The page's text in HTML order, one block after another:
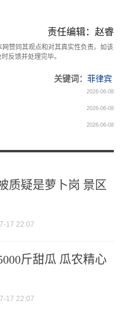
责任编辑：赵睿
赞同其观点和对其真实性负责。如该
反馈并处理完毕。
关键词： 菲律宾
2026-06-08
2026-06-08
2026-06-08
质疑是萝卜岗 景区
17 22:07
斤甜瓜 瓜农精心
17 22:07